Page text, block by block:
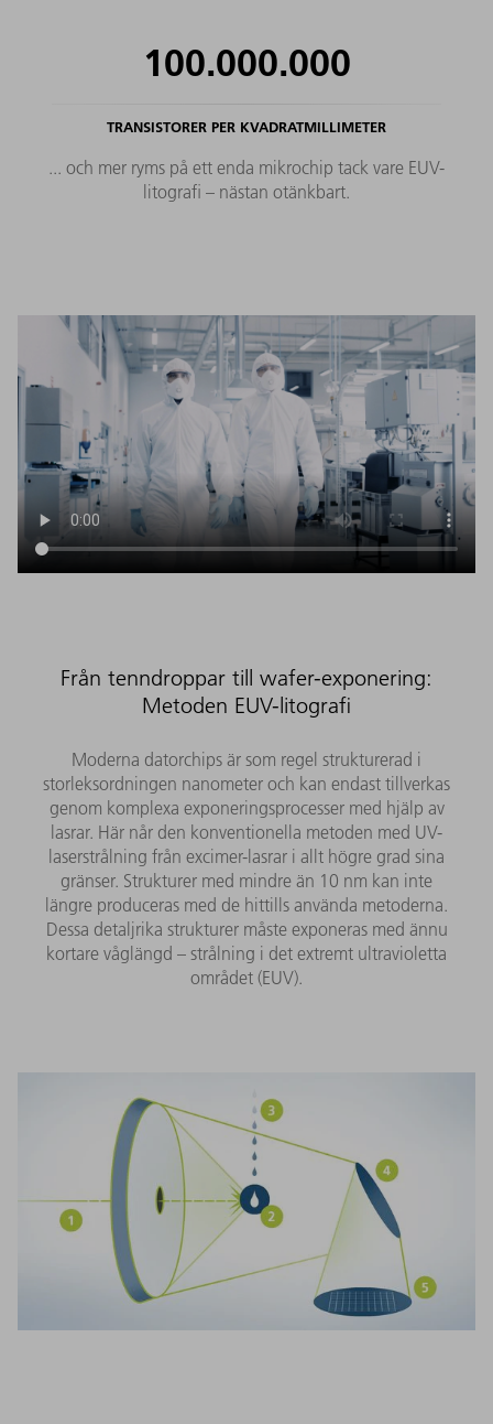
100.000.000
TRANSISTORER PER KVADRATMILLIMETER
... och mer ryms på ett enda mikrochip tack vare EUV-
litografi – nästan otänkbart.
Från tenndroppar till wafer-exponering:
Metoden EUV-litografi
Moderna datorchips är som regel strukturerad i
storleksordningen nanometer och kan endast tillverkas
genom komplexa exponeringsprocesser med hjälp av
lasrar. Här når den konventionella metoden med UV-
laserstrålning från excimer-lasrar i allt högre grad sina
gränser. Strukturer med mindre än 10 nm kan inte
längre produceras med de hittills använda metoderna.
Dessa detaljrika strukturer måste exponeras med ännu
kortare våglängd – strålning i det extremt ultravioletta
området (EUV).